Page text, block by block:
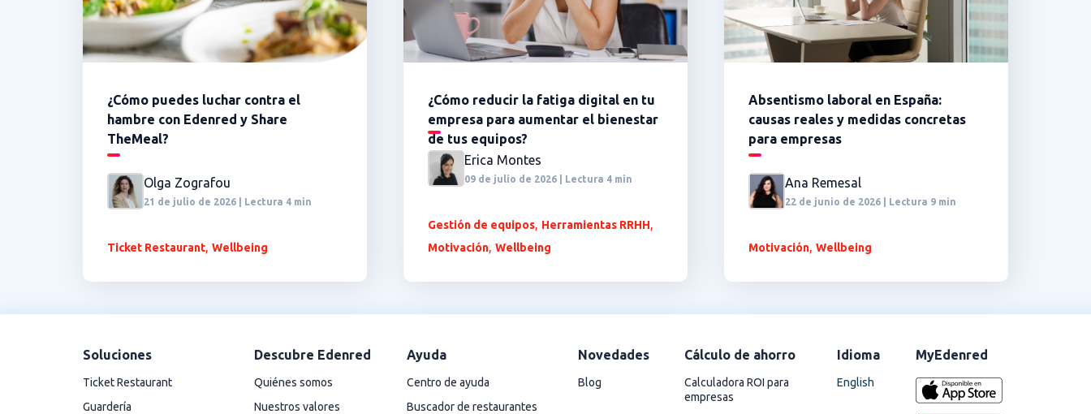
¿Cómo puedes luchar contra el
hambre con Edenred y Share
TheMeal?
Olga Zografou
21 de julio de 2026 | Lectura 4 min
Ticket Restaurant, Wellbeing
¿Cómo reducir la fatiga digital en tu
empresa para aumentar el bienestar
de tus equipos?
Erica Montes
09 de julio de 2026 | Lectura 4 min
Gestión de equipos, Herramientas RRHH,
Motivación, Wellbeing
Absentismo laboral en España:
causas reales y medidas concretas
para empresas
Ana Remesal
22 de junio de 2026 | Lectura 9 min
Motivación, Wellbeing
Soluciones
Ticket Restaurant
Guardería
Descubre Edenred
Quiénes somos
Nuestros valores
Ayuda
Centro de ayuda
Buscador de restaurantes
Novedades
Blog
Cálculo de ahorro
Calculadora ROI para
empresas
Idioma
English
MyEdenred